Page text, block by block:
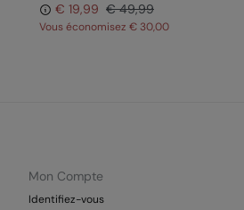
€ 19,99 € 49,99
Vous économisez € 30,00
Mon Compte
Identifiez-vous